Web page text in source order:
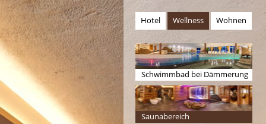
Hotel Wellness Wohnen
Schwimmbad bei Dämmerung
Saunabereich